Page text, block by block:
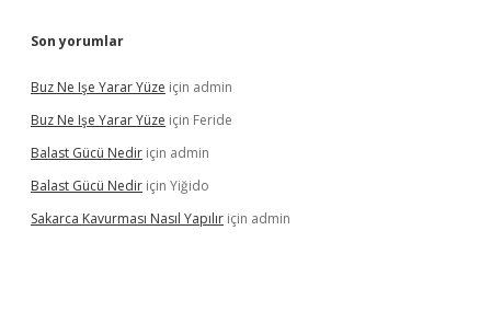
Son yorumlar
Buz Ne Işe Yarar Yüze için admin
Buz Ne Işe Yarar Yüze için Feride
Balast Gücü Nedir için admin
Balast Gücü Nedir için Yiğido
Sakarca Kavurması Nasıl Yapılır için admin